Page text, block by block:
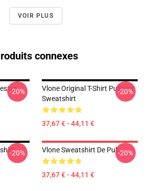
VOIR PLUS
connexes
-20%
Vlone Original T-Shirt Pullover
Sweatshirt
37,67 € - 44,11 €
-20%
-20% Vlone Sweatshirt De Pull
37,67 € - 44,11 €
-20%